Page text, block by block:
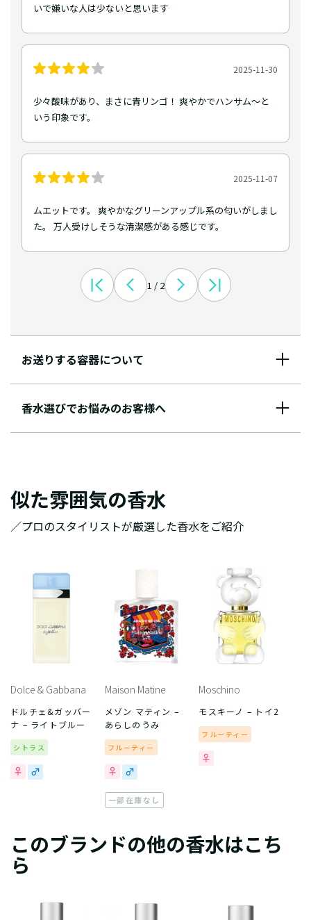
いで嫌いな人は少ないと思います
2025-11-30
少々酸味があり、まさに青リンゴ！ 爽やかでハンサム〜と
いう印象です。
2025-11-07
ムエットです。 爽やかなグリーンアップル系の匂いがしまし
た。 万人受けしそうな清潔感がある感じです。
1 / 2
お送りする容器について
香水選びでお悩みのお客様へ
似た雰囲気の香水
／プロのスタイリストが厳選した香水をご紹介
Dolce & Gabbana
ドルチェ&ガッバー
ナ – ライトブルー
シトラス
Maison Matine
メゾン マティン –
あらしのうみ
フルーティー
一部在庫なし
Moschino
モスキーノ – トイ2
フルーティー
このブランドの他の香水はこち
ら